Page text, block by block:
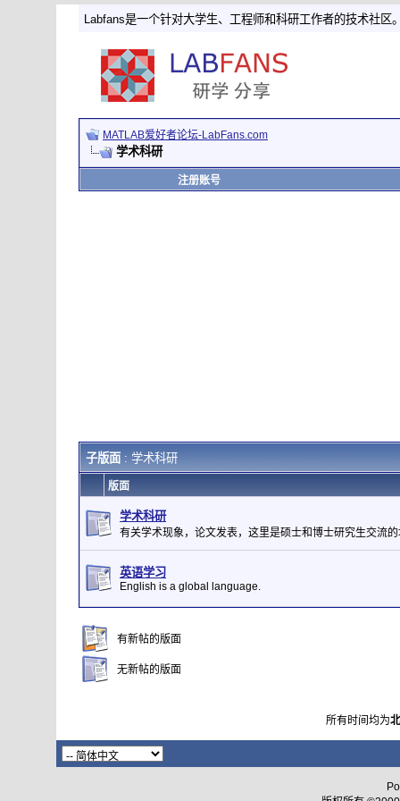
Labfans是一个针对大学生、工程师和科研工作者的技术社区
MATLAB爱好者论坛-LabFans.com
学术科研
注册账号
子版面: 学术科研
版面
学术科研
有关学术现象，论文发表，这里是硕士和博士研究生交流
英语学习
English is a global language.
有新帖的版面
无新帖的版面
所有时间均为